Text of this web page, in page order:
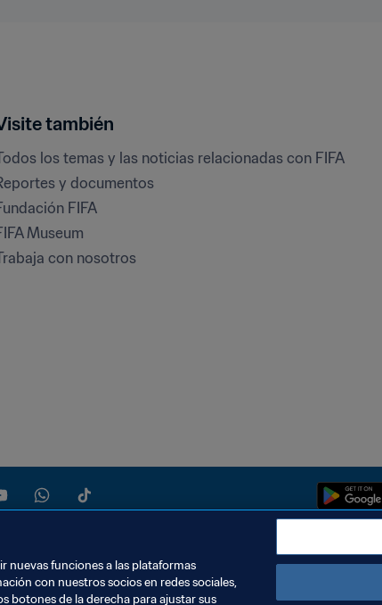
también
los temas y las noticias relacionadas con FIFA
y documentos
FIFA
Museum
con nosotros
CONFIGURACIÓN DE COOKIES
nuevas funciones a las plataformas
con nuestros socios en redes sociales,
botones de la derecha para ajustar sus